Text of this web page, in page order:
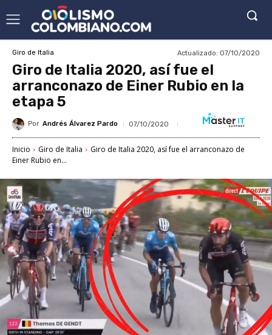
Giro de Italia Actualizado: 07/10/2020
Giro de Italia 2020, así fue el
arranconazo de Einer Rubio en la
etapa 5
Por Andrés Álvarez Pardo 07/10/2020
Inicio Giro de Italia
Giro de Italia 2020, así fue el arranconazo de
Einer Rubio en...